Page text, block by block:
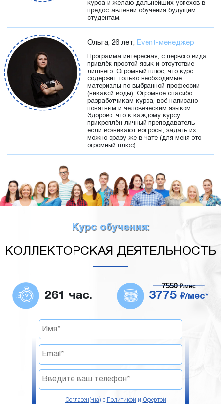
курса и желаю дальнейших успехов в
предоставлении обучения будущим
студентам.
Ольга, 26 лет, Event-менеджер
Программа интересная, с первого вида
привлёк простой язык и отсутствие
лишнего. Огромный плюс, что курс
содержит только необходимые
материалы по выбранной профессии
(никакой воды). Огромное спасибо
разработчикам курса, всё написано
понятным и человеческим языком.
Здорово, что к каждому курсу
прикреплён личный преподаватель —
если возникают вопросы, задать их
можно сразу же в чате (для меня это
огромный плюс).
Курс обучения:
КОЛЛЕКТОРСКАЯ ДЕЯТЕЛЬНОСТЬ
261 час. 3775 ₽/мес*
7550₽/мес
Согласен(-на) с Политикой и Офертой